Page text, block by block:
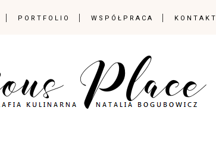
PORTFOLIO WSPÓŁPRACA KONTAKT